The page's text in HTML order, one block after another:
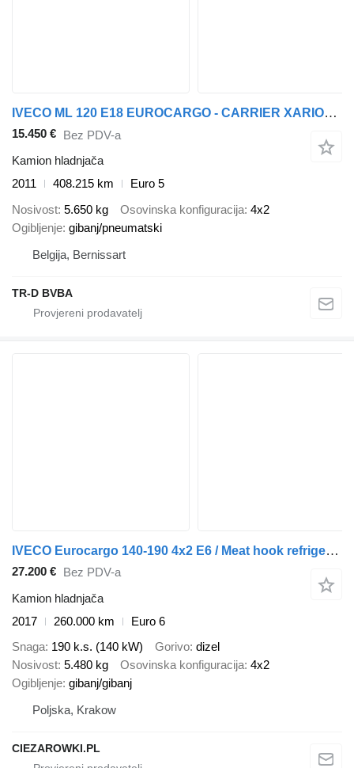
IVECO ML 120 E18 EUROCARGO - CARRIER XARIOS 600 - LAMBERET - EURO 5
15.450 € Bez PDV-a
Kamion hladnjača
2011
408.215 km
Euro 5
Nosivost 5.650 kg Osovinska konfiguracija 4x2
Ogibljenje gibanj/pneumatski
Belgija, Bernissart
TR-D BVBA
IVECO Eurocargo 140-190 4x2 E6 / Meat hook refrigerator / Dhollandia c
27.200 € Bez PDV-a
Kamion hladnjača
2017
260.000 km
Euro 6
Snaga 190 k.s. (140 kW) Gorivo dizel
Nosivost 5.480 kg Osovinska konfiguracija 4x2
Ogibljenje gibanj/gibanj
Poljska, Krakow
CIEZAROWKI.PL